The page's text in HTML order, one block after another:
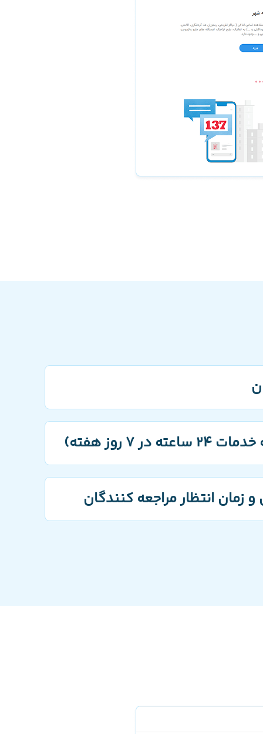
روز هفته)
انتظار مراجعه کنندگان